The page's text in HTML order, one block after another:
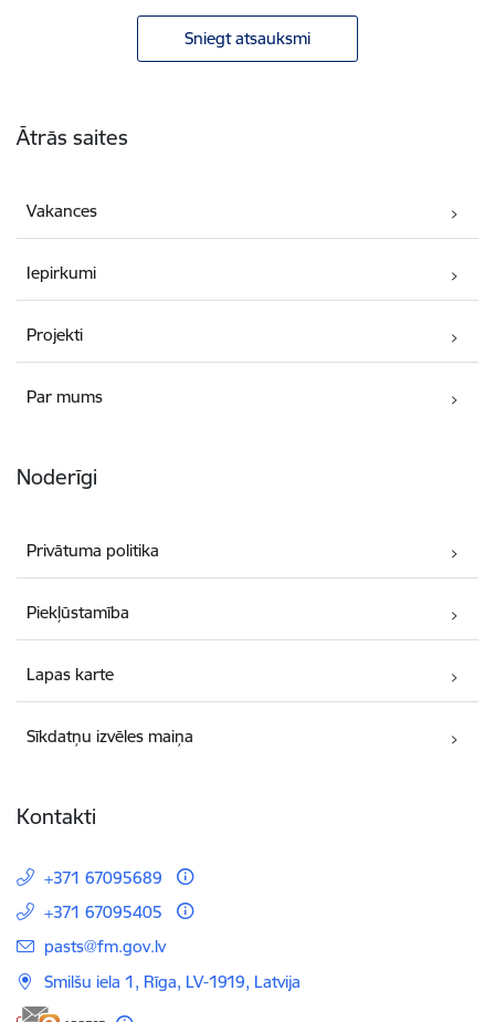
Sniegt atsauksmi
Ātrās saites
Vakances
Iepirkumi
Projekti
Par mums
Noderīgi
Privātuma politika
Piekļūstamība
Lapas karte
Sīkdatņu izvēles maiņa
Kontakti
+371 67095689
+371 67095405
E-pasts:
pasts@fm.gov.lv
Smilšu iela 1, Rīga, LV-1919, Latvija